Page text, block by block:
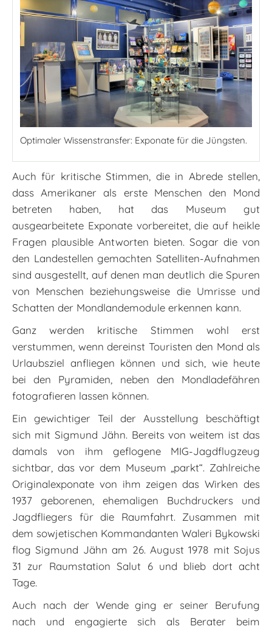
Optimaler Wissenstransfer: Exponate für die Jüngsten.
Auch für kritische Stimmen, die in Abrede stellen,
dass Amerikaner als erste Menschen den Mond
betreten haben, hat das Museum gut
ausgearbeitete Exponate vorbereitet, die auf heikle
Fragen plausible Antworten bieten. Sogar die von
den Landestellen gemachten Satelliten-Aufnahmen
sind ausgestellt, auf denen man deutlich die Spuren
von Menschen beziehungsweise die Umrisse und
Schatten der Mondlandemodule erkennen kann.
Ganz werden kritische Stimmen wohl erst
verstummen, wenn dereinst Touristen den Mond als
Urlaubsziel anfliegen können und sich, wie heute
bei den Pyramiden, neben den Mondladefähren
fotografieren lassen können.
Ein gewichtiger Teil der Ausstellung beschäftigt
sich mit Sigmund Jähn. Bereits von weitem ist das
damals von ihm geflogene MIG-Jagdflugzeug
sichtbar, das vor dem Museum „parkt“. Zahlreiche
Originalexponate von ihm zeigen das Wirken des
1937 geborenen, ehemaligen Buchdruckers und
Jagdfliegers für die Raumfahrt. Zusammen mit
dem sowjetischen Kommandanten Waleri Bykowski
flog Sigmund Jähn am 26. August 1978 mit Sojus
31 zur Raumstation Salut 6 und blieb dort acht
Tage.
Auch nach der Wende ging er seiner Berufung
nach und engagierte sich als Berater beim